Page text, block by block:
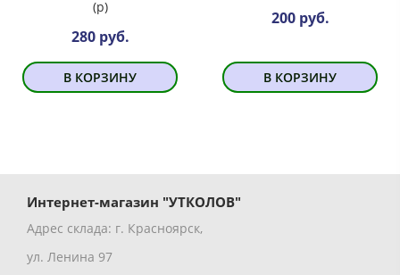
(р)
280 руб.
В КОРЗИНУ
200 руб.
В КОРЗИНУ
Интернет-магазин "УТКОЛОВ"
Адрес склада: г. Красноярск,
ул. Ленина 97